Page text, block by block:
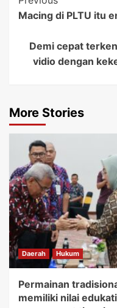
Navigation
Macing di PLTU itu
Demi cepat
vidio dengan
More Stories
Daerah Hukum
Permainan
memiliki nilai